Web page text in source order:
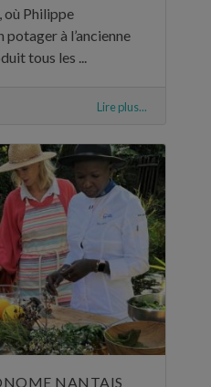
où Philippe
à l’ancienne
tous les ...
Lire plus...
NANTAIS